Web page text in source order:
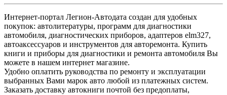
Интернет-портал Легион-Автодата создан для удобных
покупок: автолитературы, программ для диагностики
автомобиля, диагностических приборов, адаптеров elm327,
автоаксессуаров и инструментов для авторемонта. Купить
книги и приборы для диагностики и ремонта автомобиля Вы
можете в нашем интернет магазине.
Удобно оплатить руководства по ремонту и эксплуатации
выбранных Вами марок авто любой из платежных систем.
Заказать доставку автокниги почтой без предоплаты,